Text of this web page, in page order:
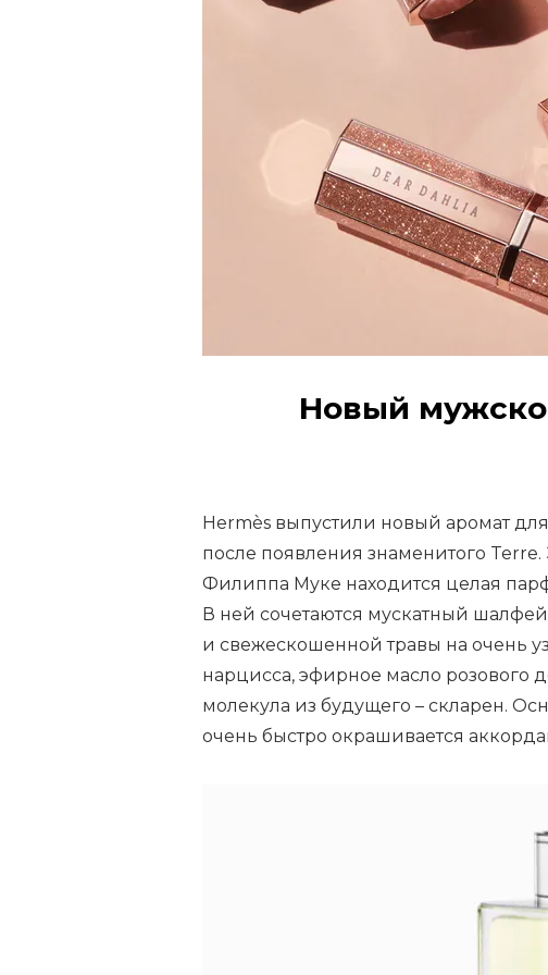
Новый
Hermès выпустили новый аромат
после появления знаменитого
Филиппа Муке находится целая
В ней сочетаются мускатный
и свежескошенной травы на очень
нарцисса, эфирное масло розового
молекула из будущего – скларен.
очень быстро окрашивается